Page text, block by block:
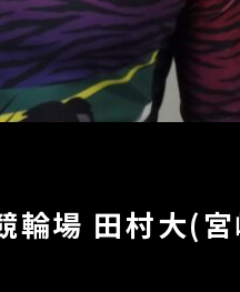
輪場 田村大(